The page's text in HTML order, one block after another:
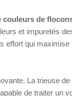
couleurs de
et impuretés
effort qui
La trieuse
de traiter un